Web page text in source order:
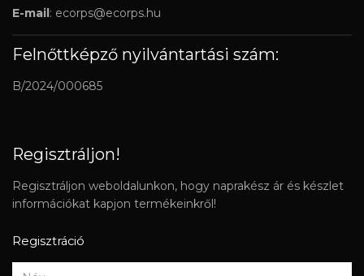
E-mail: ecorps@ecorps.hu
Felnőttképző nyilvántartási szám:
B/2024/000685
Regisztráljon!
Regisztráljon weboldalunkon, hogy naprakész ár és készlet
információkat kapjon termékeinkről!
Regisztráció